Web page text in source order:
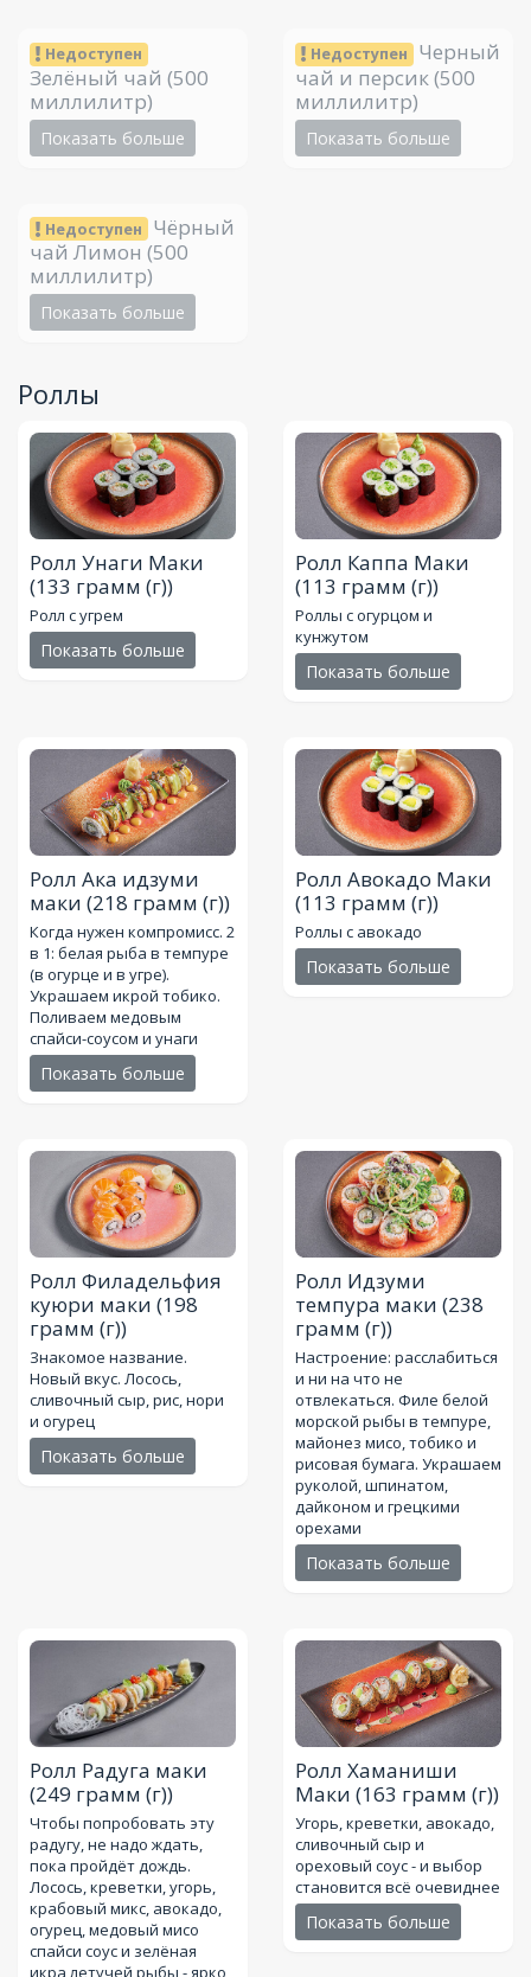
Недоступен
Зелёный чай (500
миллилитр)
Показать больше
Недоступен
Черный
чай и персик (500
миллилитр)
Показать больше
Недоступен
Чёрный
чай Лимон (500
миллилитр)
Показать больше
Роллы
Ролл Унаги Маки
(133 грамм (г))
Ролл с угрем
Показать больше
Ролл Каппа Маки
(113 грамм (г))
Роллы с огурцом и
кунжутом
Показать больше
Ролл Ака идзуми
маки (218 грамм (г))
Когда нужен компромисс. 2
в 1: белая рыба в темпуре
(в огурце и в угре).
Украшаем икрой тобико.
Поливаем медовым
спайси-соусом и унаги
Показать больше
Ролл Авокадо Маки
(113 грамм (г))
Роллы с авокадо
Показать больше
Ролл Филадельфия
куюри маки (198
грамм (г))
Знакомое название.
Новый вкус. Лосось,
сливочный сыр, рис, нори
и огурец
Показать больше
Ролл Идзуми
темпура маки (238
грамм (г))
Настроение: расслабиться
и ни на что не
отвлекаться. Филе белой
морской рыбы в темпуре,
майонез мисо, тобико и
рисовая бумага. Украшаем
руколой, шпинатом,
дайконом и грецкими
орехами
Показать больше
Ролл Радуга маки
(249 грамм (г))
Чтобы попробовать эту
радугу, не надо ждать,
пока пройдёт дождь.
Лосось, креветки, угорь,
крабовый микс, авокадо,
огурец, медовый мисо
спайси соус и зелёная
икра летучей рыбы - ярко,
Ролл Хаманиши
Маки (163 грамм (г))
Угорь, креветки, авокадо,
сливочный сыр и
ореховый соус - и выбор
становится всё очевиднее
Показать больше